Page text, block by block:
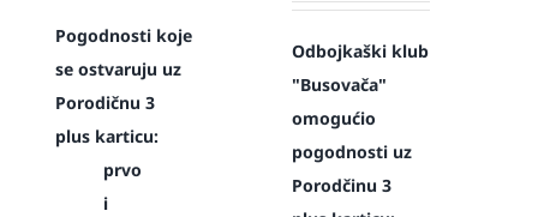
Pogodnosti koje
se ostvaruju uz
Porodičnu 3
plus karticu:
prvo
i
Odbojkaški klub
"Busovača"
omogućio
pogodnosti uz
Porodčinu 3